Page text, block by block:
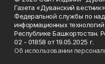
Газета «Дуванский
Федеральной службы по
информационных
Республике Башкортостан.
02 - 01858 от 19.05.2025 г.
Об использовании